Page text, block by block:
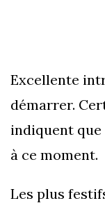
Excellente
démarrer.
indiquent
à ce moment.
Les plus